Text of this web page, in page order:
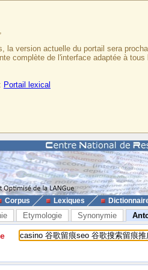
version actuelle du portail sera
complète de l'interface adaptée à
Portail lexical
Corpus Lexiques
Etymologie Synonymie